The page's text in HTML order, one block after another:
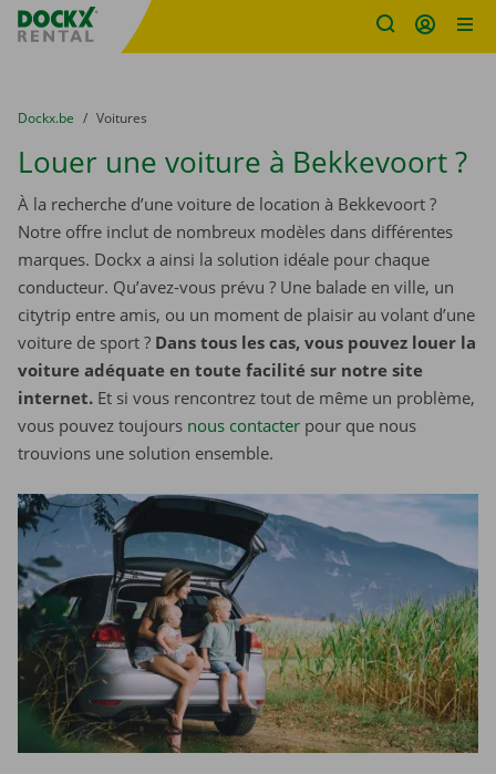
sitename
You are here:
du
Dockx.be to
Voitures
Louer une voiture à Bekkevoort ?
À la recherche d’une voiture de location à Bekkevoort ?
Notre offre inclut de nombreux modèles dans différentes
marques. Dockx a ainsi la solution idéale pour chaque
conducteur. Qu’avez-vous prévu ? Une balade en ville, un
citytrip entre amis, ou un moment de plaisir au volant d’une
voiture de sport ? Dans tous les cas, vous pouvez louer la
voiture adéquate en toute facilité sur notre site
internet. Et si vous rencontrez tout de même un problème,
vous pouvez toujours nous contacter pour que nous
trouvions une solution ensemble.